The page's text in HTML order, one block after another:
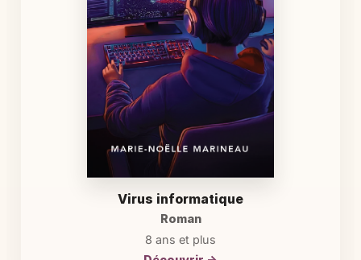
Virus informatique
Roman
8 ans et plus